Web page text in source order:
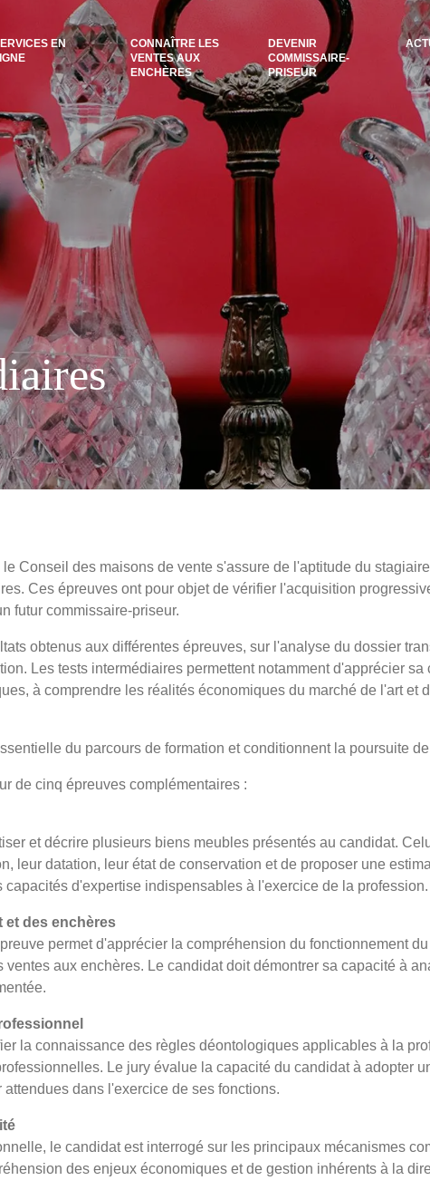
EN
CONNAÎTRE LES
VENTES AUX
ENCHÈRES
DEVENIR
COMMISSAIRE-
PRISEUR
Conseil des maisons de vente s'assure de l'aptitude du
Ces épreuves ont pour objet de vérifier l'acquisition
futur commissaire-priseur.
obtenus aux différentes épreuves, sur l'analyse du dossier
Les tests intermédiaires permettent notamment d'apprécier
à comprendre les réalités économiques du marché de l'art et
du parcours de formation et conditionnent la poursuite
de cinq épreuves complémentaires :
et décrire plusieurs biens meubles présentés au candidat.
leur datation, leur état de conservation et de proposer une
d'expertise indispensables à l'exercice de la profession.
et des enchères
permet d'apprécier la compréhension du fonctionnement
aux enchères. Le candidat doit démontrer sa capacité à
la connaissance des règles déontologiques applicables à la
Le jury évalue la capacité du candidat à adopter
dans l'exercice de ses fonctions.
le candidat est interrogé sur les principaux mécanismes
des enjeux économiques et de gestion inhérents à la